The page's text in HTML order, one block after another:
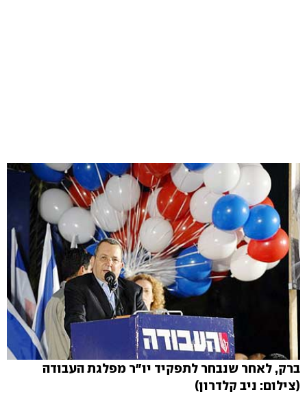
ברק, לאחר שנבחר לתפקיד יו"ר מפלגת העבודה
(צילום: ניב קלדרון)